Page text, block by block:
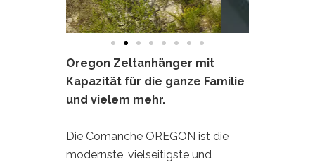
Oregon Zeltanhänger mit
Kapazität für die ganze Familie
und vielem mehr.
Die Comanche OREGON ist die
modernste, vielseitigste und